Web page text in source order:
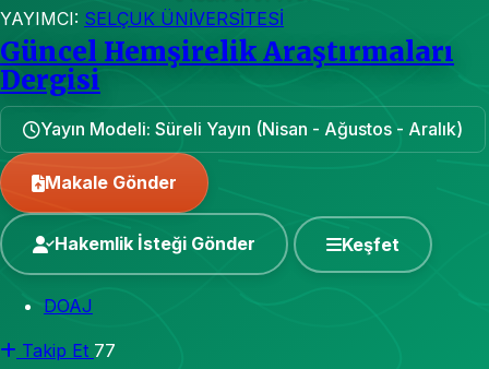
YAYIMCI: SELÇUK ÜNİVERSİTESİ
Güncel Hemşirelik Araştırmaları
Dergisi
Yayın Modeli: Süreli Yayın (Nisan - Ağustos - Aralık)
Makale Gönder
Hakemlik İsteği Gönder Keşfet
DOAJ
Takip Et 77